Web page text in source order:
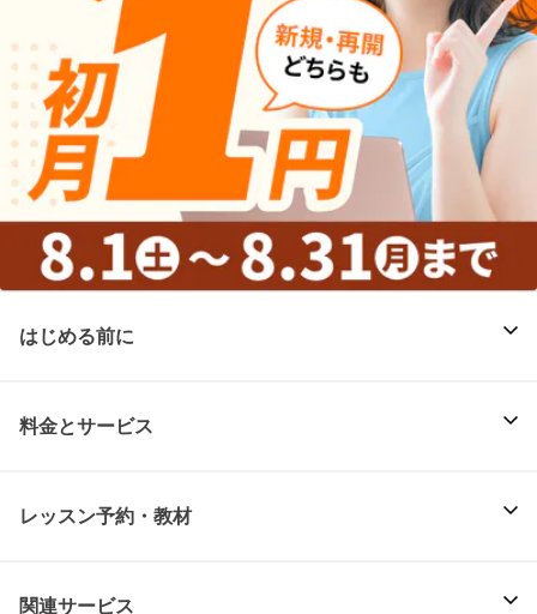
はじめる前に
料金とサービス
レッスン予約・教材
関連サービス